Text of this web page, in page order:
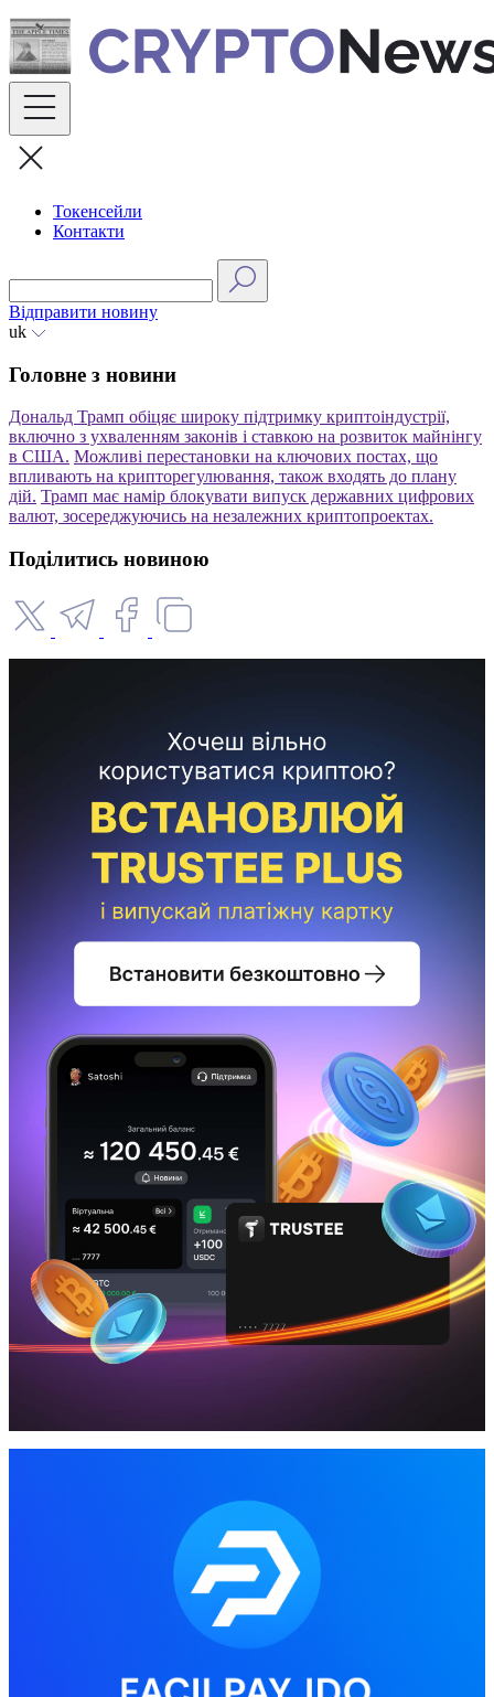
Skip
to
content
Токенсейли
Контакти
Відправити новину
uk
Головне з новини
Дональд Трамп обіцяє широку підтримку криптоіндустрії,
включно з ухваленням законів і ставкою на розвиток майнінгу
в США. Можливі перестановки на ключових постах, що
впливають на крипторегулювання, також входять до плану
дій. Трамп має намір блокувати випуск державних цифрових
валют, зосереджуючись на незалежних криптопроектах.
Поділитись новиною